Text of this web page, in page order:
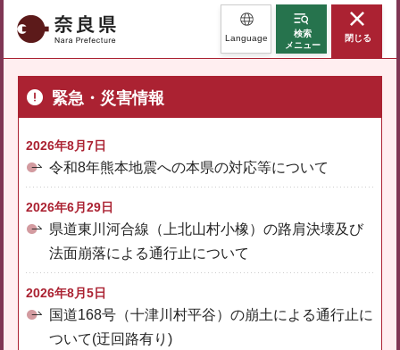
奈良県 Language
検索
メニュー
閉じる
緊急・災害情報
2026年8月7日
令和8年熊本地震への本県の対応等について
2026年6月29日
県道東川河合線（上北山村小橡）の路肩決壊及び
法面崩落による通行止について
2026年8月5日
国道168号（十津川村平谷）の崩土による通行止に
ついて(迂回路有り)